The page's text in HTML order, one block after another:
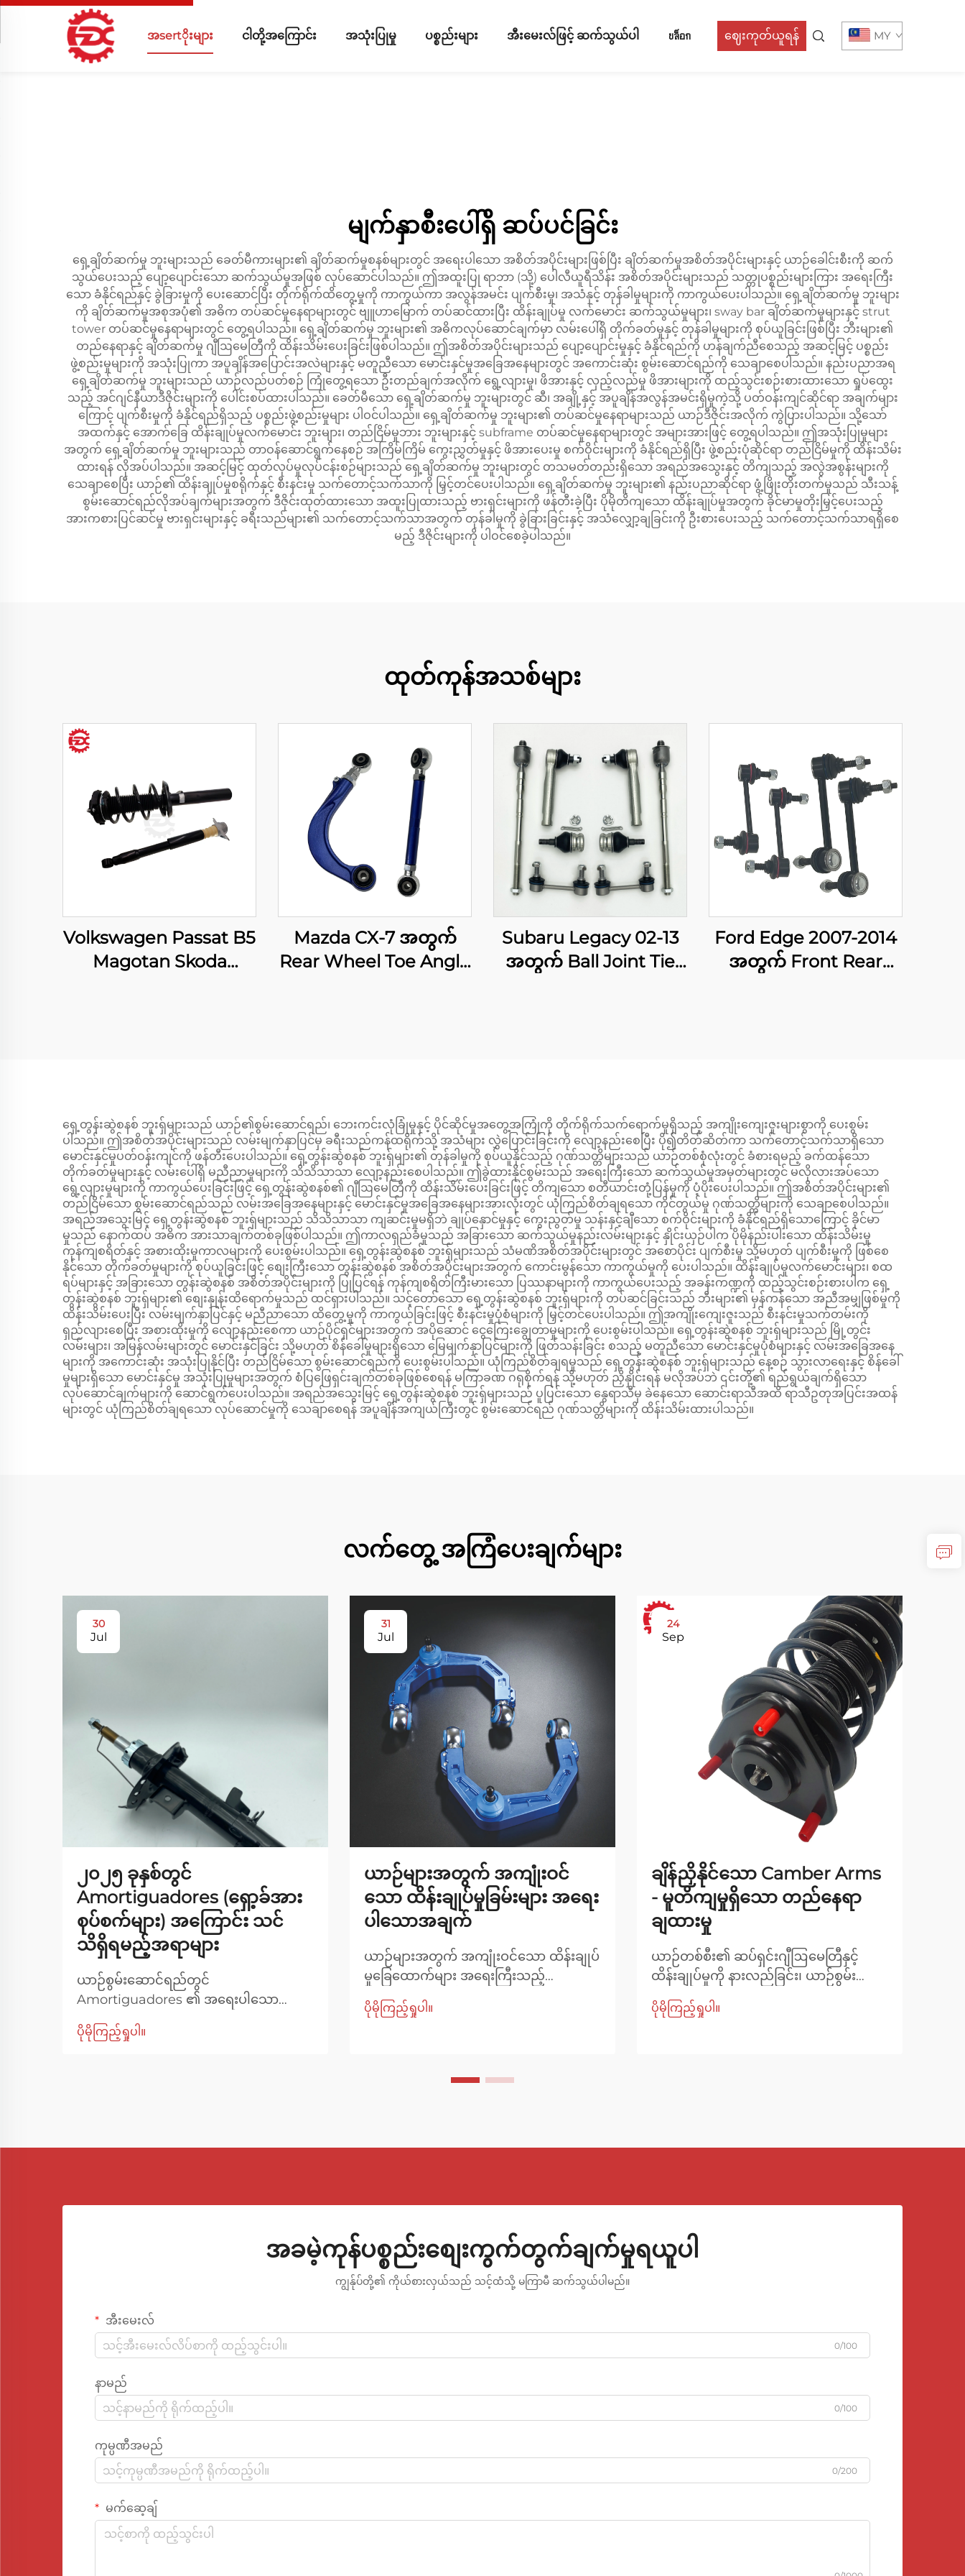
အsertိုးများ ငါတို့အကြောင်း အသုံးပြုမှု ပစ္စည်းများ အီးမေးလ်ဖြင့် ဆက်သွယ်ပါ บล็อก ဈေးကုတ်ယူရန် MY
မျက်နှာစီးပေါ်ရှိ ဆပ်ပင်ခြင်း
ရှေ့ချိတ်ဆက်မှု ဘူးများသည် ခေတ်မီကားများ၏ ချိတ်ဆက်မှုစနစ်များတွင် အရေးပါသော အစိတ်အပိုင်းများဖြစ်ပြီး ချိတ်ဆက်မှုအစိတ်အပိုင်းများနှင့် ယာဉ်ခေါင်းစီးကို ဆက်
သွယ်ပေးသည့် ပျော့ပျောင်းသော ဆက်သွယ်မှုအဖြစ် လုပ်ဆောင်ပါသည်။ ဤအထူးပြု ရာဘာ (သို့) ပေါလီယူရီသိန်း အစိတ်အပိုင်းများသည် သတ္တုပစ္စည်းများကြား အရေးကြီး
သော ခံနိုင်ရည်နှင့် ခွဲခြားမှုကို ပေးဆောင်ပြီး တိုက်ရိုက်ထိတွေ့မှုကို ကာကွယ်ကာ အလွန်အမင်း ပျက်စီးမှု၊ အသံနှင့် တုန်ခါမှုများကို ကာကွယ်ပေးပါသည်။ ရှေ့ချိတ်ဆက်မှု ဘူးများ
ကို ချိတ်ဆက်မှုအစုအပုံ၏ အဓိက တပ်ဆင်မှုနေရာများတွင် ဗျူဟာမြောက် တပ်ဆင်ထားပြီး ထိန်းချုပ်မှု လက်မောင်း ဆက်သွယ်မှုများ၊ sway bar ချိတ်ဆက်မှုများနှင့် strut
tower တပ်ဆင်မှုနေရာများတွင် တွေ့ရပါသည်။ ရှေ့ချိတ်ဆက်မှု ဘူးများ၏ အဓိကလုပ်ဆောင်ချက်မှာ လမ်းပေါ်ရှိ တိုက်ခတ်မှုနှင့် တုန်ခါမှုများကို စုပ်ယူခြင်းဖြစ်ပြီး ဘီးများ၏
တည်နေရာနှင့် ချိတ်ဆက်မှု ဂျီဩမေတြီကို ထိန်းသိမ်းပေးခြင်းဖြစ်ပါသည်။ ဤအစိတ်အပိုင်းများသည် ပျော့ပျောင်းမှုနှင့် ခံနိုင်ရည်ကို ဟန်ချက်ညီစေသည့် အဆင့်မြင့် ပစ္စည်း
ဖွဲ့စည်းမှုများကို အသုံးပြုကာ အပူချိန်အပြောင်းအလဲများနှင့် မတူညီသော မောင်းနှင်မှုအခြေအနေများတွင် အကောင်းဆုံး စွမ်းဆောင်ရည်ကို သေချာစေပါသည်။ နည်းပညာအရ
ရှေ့ချိတ်ဆက်မှု ဘူးများသည် ယာဉ်လည်ပတ်စဉ် ကြုံတွေ့ရသော ဦးတည်ချက်အလိုက် ရွေ့လျားမှု၊ ဖိအားနှင့် လှည့်လည်မှု ဖိအားများကို ထည့်သွင်းစဉ်းစားထားသော ရှုပ်ထွေး
သည့် အင်ဂျင်နီယာဒီဇိုင်းများကို ပေါင်းစပ်ထားပါသည်။ ခေတ်မီသော ရှေ့ချိတ်ဆက်မှု ဘူးများတွင် ဆီ၊ အချို့နှင့် အပူချိန်အလွန်အမင်းရှိမှုကဲ့သို့ ပတ်ဝန်းကျင်ဆိုင်ရာ အချက်များ
ကြောင့် ပျက်စီးမှုကို ခံနိုင်ရည်ရှိသည့် ပစ္စည်းဖွဲ့စည်းမှုများ ပါဝင်ပါသည်။ ရှေ့ချိတ်ဆက်မှု ဘူးများ၏ တပ်ဆင်မှုနေရာများသည် ယာဉ်ဒီဇိုင်းအလိုက် ကွဲပြားပါသည်။ သို့သော်
အထက်နှင့် အောက်ခြေ ထိန်းချုပ်မှုလက်မောင်း ဘူးများ၊ တည်ငြိမ်မှုဘား ဘူးများနှင့် subframe တပ်ဆင်မှုနေရာများတွင် အများအားဖြင့် တွေ့ရပါသည်။ ဤအသုံးပြုမှုများ
အတွက် ရှေ့ချိတ်ဆက်မှု ဘူးများသည် တာဝန်ဆောင်ရွက်နေစဉ် အကြိမ်ကြိမ် ကွေးညွှတ်မှုနှင့် ဖိအားပေးမှု စက်ဝိုင်းများကို ခံနိုင်ရည်ရှိပြီး ဖွဲ့စည်းပုံဆိုင်ရာ တည်ငြိမ်မှုကို ထိန်းသိမ်း
ထားရန် လိုအပ်ပါသည်။ အဆင့်မြင့် ထုတ်လုပ်မှုလုပ်ငန်းစဉ်များသည် ရှေ့ချိတ်ဆက်မှု ဘူးများတွင် တသမတ်တည်းရှိသော အရည်အသွေးနှင့် တိကျသည့် အလွဲအစွန်းများကို
သေချာစေပြီး ယာဉ်၏ ထိန်းချုပ်မှုစရိုက်နှင့် စီးနင်းမှု သက်တောင့်သက်သာကို မြှင့်တင်ပေးပါသည်။ ရှေ့ချိတ်ဆက်မှု ဘူးများ၏ နည်းပညာဆိုင်ရာ ဖွံ့ဖြိုးတိုးတက်မှုသည် သီးသန့်
စွမ်းဆောင်ရည်လိုအပ်ချက်များအတွက် ဒီဇိုင်းထုတ်ထားသော အထူးပြုထားသည့် ဗားရှင်းများကို ဖန်တီးခဲ့ပြီး ပိုမိုတိကျသော ထိန်းချုပ်မှုအတွက် ခိုင်မာမှုတိုးမြှင့်ပေးသည့်
အားကစားပြင်ဆင်မှု ဗားရှင်းများနှင့် ခရီးသည်များ၏ သက်တောင့်သက်သာအတွက် တုန်ခါမှုကို ခွဲခြားခြင်းနှင့် အသံလျှော့ချခြင်းကို ဦးစားပေးသည့် သက်တောင့်သက်သာရရှိစေ
မည့် ဒီဇိုင်းများကို ပါဝင်စေခဲ့ပါသည်။
ထုတ်ကုန်အသစ်များ
Volkswagen Passat B5
Magotan Skoda
Mazda CX-7 အတွက်
Rear Wheel Toe Angle
Subaru Legacy 02-13
အတွက် Ball Joint Tie
Ford Edge 2007-2014
အတွက် Front Rear
ရှေ့တွန်းဆွဲစနစ် ဘူးရှ်များသည် ယာဉ်၏စွမ်းဆောင်ရည်၊ ဘေးကင်းလုံခြုံမှုနှင့် ပိုင်ဆိုင်မှုအတွေ့အကြုံကို တိုက်ရိုက်သက်ရောက်မှုရှိသည့် အကျိုးကျေးဇူးများစွာကို ပေးစွမ်း
ပါသည်။ ဤအစိတ်အပိုင်းများသည် လမ်းမျက်နှာပြင်မှ ခရီးသည်ကန်ထရိုက်သို့ အသံများ လွှဲပြောင်းခြင်းကို လျော့နည်းစေပြီး ပို၍တိတ်ဆိတ်ကာ သက်တောင့်သက်သာရှိသော
မောင်းနှင်မှုပတ်ဝန်းကျင်ကို ဖန်တီးပေးပါသည်။ ရှေ့တွန်းဆွဲစနစ် ဘူးရှ်များ၏ တုန်ခါမှုကို စုပ်ယူနိုင်သည့် ဂုဏ်သတ္တိများသည် ယာဉ်တစ်စုံလုံးတွင် ခံစားရမည့် ခက်ထန်သော
တိုက်ခတ်မှုများနှင့် လမ်းပေါ်ရှိ မညီညာမှုများကို သိသိသာသာ လျော့နည်းစေပါသည်။ ဤခွဲထားနိုင်စွမ်းသည် အရေးကြီးသော ဆက်သွယ်မှုအမှတ်များတွင် မလိုလားအပ်သော
ရွေ့လျားမှုများကို ကာကွယ်ပေးခြင်းဖြင့် ရှေ့တွန်းဆွဲစနစ်၏ ဂျီဩမေတြီကို ထိန်းသိမ်းပေးခြင်းဖြင့် တိကျသော စတီယာင်းတုံ့ပြန်မှုကို ပံ့ပိုးပေးပါသည်။ ဤအစိတ်အပိုင်းများ၏
တည်ငြိမ်သော စွမ်းဆောင်ရည်သည် လမ်းအခြေအနေများနှင့် မောင်းနှင်မှုအခြေအနေများအားလုံးတွင် ယုံကြည်စိတ်ချရသော ကိုင်တွယ်မှု ဂုဏ်သတ္တိများကို သေချာစေပါသည်။
အရည်အသွေးမြင့် ရှေ့တွန်းဆွဲစနစ် ဘူးရှ်များသည် သိသိသာသာ ကျဆင်းမှုမရှိဘဲ ချုပ်နှောင်မှုနှင့် ကွေးညွတ်မှု သန်းနှင့်ချီသော စက်ဝိုင်းများကို ခံနိုင်ရည်ရှိသောကြောင့် ခိုင်မာ
မှုသည် နောက်ထပ် အဓိက အားသာချက်တစ်ခုဖြစ်ပါသည်။ ဤကာလရှည်ခံမှုသည် အခြားသော ဆက်သွယ်မှုနည်းလမ်းများနှင့် နှိုင်းယှဉ်ပါက ပိုမိုနည်းပါးသော ထိန်းသိမ်းမှု
ကုန်ကျစရိတ်နှင့် အစားထိုးမှုကာလများကို ပေးစွမ်းပါသည်။ ရှေ့တွန်းဆွဲစနစ် ဘူးရှ်များသည် သံမဏိအစိတ်အပိုင်းများတွင် အစောပိုင်း ပျက်စီးမှု သို့မဟုတ် ပျက်စီးမှုကို ဖြစ်စေ
နိုင်သော တိုက်ခတ်မှုများကို စုပ်ယူခြင်းဖြင့် စျေးကြီးသော တွန်းဆွဲစနစ် အစိတ်အပိုင်းများအတွက် ကောင်းမွန်သော ကာကွယ်မှုကို ပေးပါသည်။ ထိန်းချုပ်မှုလက်မောင်းများ၊ စထ
ရပ်များနှင့် အခြားသော တွန်းဆွဲစနစ် အစိတ်အပိုင်းများကို ပြုပြင်ရန် ကုန်ကျစရိတ်ကြီးမားသော ပြဿနာများကို ကာကွယ်ပေးသည့် အခန်းကဏ္ဍကို ထည့်သွင်းစဉ်းစားပါက ရှေ့
တွန်းဆွဲစနစ် ဘူးရှ်များ၏ စျေးနှုန်းထိရောက်မှုသည် ထင်ရှားပါသည်။ သင့်တော်သော ရှေ့တွန်းဆွဲစနစ် ဘူးရှ်များကို တပ်ဆင်ခြင်းသည် ဘီးများ၏ မှန်ကန်သော အညီအမျှဖြစ်မှုကို
ထိန်းသိမ်းပေးပြီး လမ်းမျက်နှာပြင်နှင့် မညီညာသော ထိတွေ့မှုကို ကာကွယ်ခြင်းဖြင့် စီးနင်းမှုပုံစံများကို မြှင့်တင်ပေးပါသည်။ ဤအကျိုးကျေးဇူးသည် စီးနင်းမှုသက်တမ်းကို
ရှည်လျားစေပြီး အစားထိုးမှုကို လျော့နည်းစေကာ ယာဉ်ပိုင်ရှင်များအတွက် အပိုဆောင် ငွေကြေးချွေတာမှုများကို ပေးစွမ်းပါသည်။ ရှေ့တွန်းဆွဲစနစ် ဘူးရှ်များသည် မြို့တွင်း
လမ်းများ၊ အမြန်လမ်းများတွင် မောင်းနှင်ခြင်း သို့မဟုတ် စိန်ခေါ်မှုများရှိသော မြေမျက်နှာပြင်များကို ဖြတ်သန်းခြင်း စသည့် မတူညီသော မောင်းနှင်မှုပုံစံများနှင့် လမ်းအခြေအနေ
များကို အကောင်းဆုံး အသုံးပြုနိုင်ပြီး တည်ငြိမ်သော စွမ်းဆောင်ရည်ကို ပေးစွမ်းပါသည်။ ယုံကြည်စိတ်ချရမှုသည် ရှေ့တွန်းဆွဲစနစ် ဘူးရှ်များသည် နေ့စဉ် သွားလာရေးနှင့် စိန်ခေါ်
မှုများရှိသော မောင်းနှင်မှု အသုံးပြုမှုများအတွက် စံပြဖြေရှင်းချက်တစ်ခုဖြစ်စေရန် မကြာခဏ ဂရုစိုက်ရန် သို့မဟုတ် ညှိနှိုင်းရန် မလိုအပ်ဘဲ ၎င်းတို့၏ ရည်ရွယ်ချက်ရှိသော
လုပ်ဆောင်ချက်များကို ဆောင်ရွက်ပေးပါသည်။ အရည်အသွေးမြင့် ရှေ့တွန်းဆွဲစနစ် ဘူးရှ်များသည် ပူပြင်းသော နွေရာသီမှ ခဲနေသော ဆောင်းရာသီအထိ ရာသီဥတုအပြင်းအထန်
များတွင် ယုံကြည်စိတ်ချရသော လုပ်ဆောင်မှုကို သေချာစေရန် အပူချိန်အကျယ်ကြီးတွင် စွမ်းဆောင်ရည် ဂုဏ်သတ္တိများကို ထိန်းသိမ်းထားပါသည်။
လက်တွေ့ အကြံပေးချက်များ
30
Jul
၂၀၂၅ ခုနှစ်တွင်
Amortiguadores (ရှော့ခ်အား
စုပ်စက်များ) အကြောင်း သင်
သိရှိရမည့်အရာများ
ယာဉ်စွမ်းဆောင်ရည်တွင်
Amortiguadores ၏ အရေးပါသော
အားဖြင့် ရုပ်ထွက်စုပ်စက်များအဖြစ်သိရှိပြီး
ပိုမိုကြည့်ရှုပါ။
31
Jul
ယာဉ်များအတွက် အကျုံးဝင်
သော ထိန်းချုပ်မှုခြမ်းများ အရေး
ပါသောအချက်
ယာဉ်များအတွက် အကျုံးဝင်သော ထိန်းချုပ်
မှုခြေထောက်များ အရေးကြီးသည့်
များသည် ယာဉ်၏ ဆပ်ပင်ဆုတ်စနစ်၏
ပိုမိုကြည့်ရှုပါ။
24
Sep
ချိန်ညှိနိုင်သော Camber Arms
- မူတိကျမှုရှိသော တည်နေရာ
ချထားမှု
ယာဉ်တစ်စီး၏ ဆပ်ရှင်းဂျီဩမေတြီနှင့်
ထိန်းချုပ်မှုကို နားလည်ခြင်း၊ ယာဉ်စွမ်း
ဖက်ရှင်နယ် မက်ကာနစ်များသည် အကောင်း
ပိုမိုကြည့်ရှုပါ။
အခမဲ့ကုန်ပစ္စည်းစျေးကွက်တွက်ချက်မှုရယူပါ
ကျွန်ုပ်တို့၏ ကိုယ်စားလှယ်သည် သင့်ထံသို့ မကြာမီ ဆက်သွယ်ပါမည်။
အီးမေးလ်
0/100
နာမည်
0/100
ကုမ္ပဏီအမည်
0/200
မက်ဆေ့ချ်